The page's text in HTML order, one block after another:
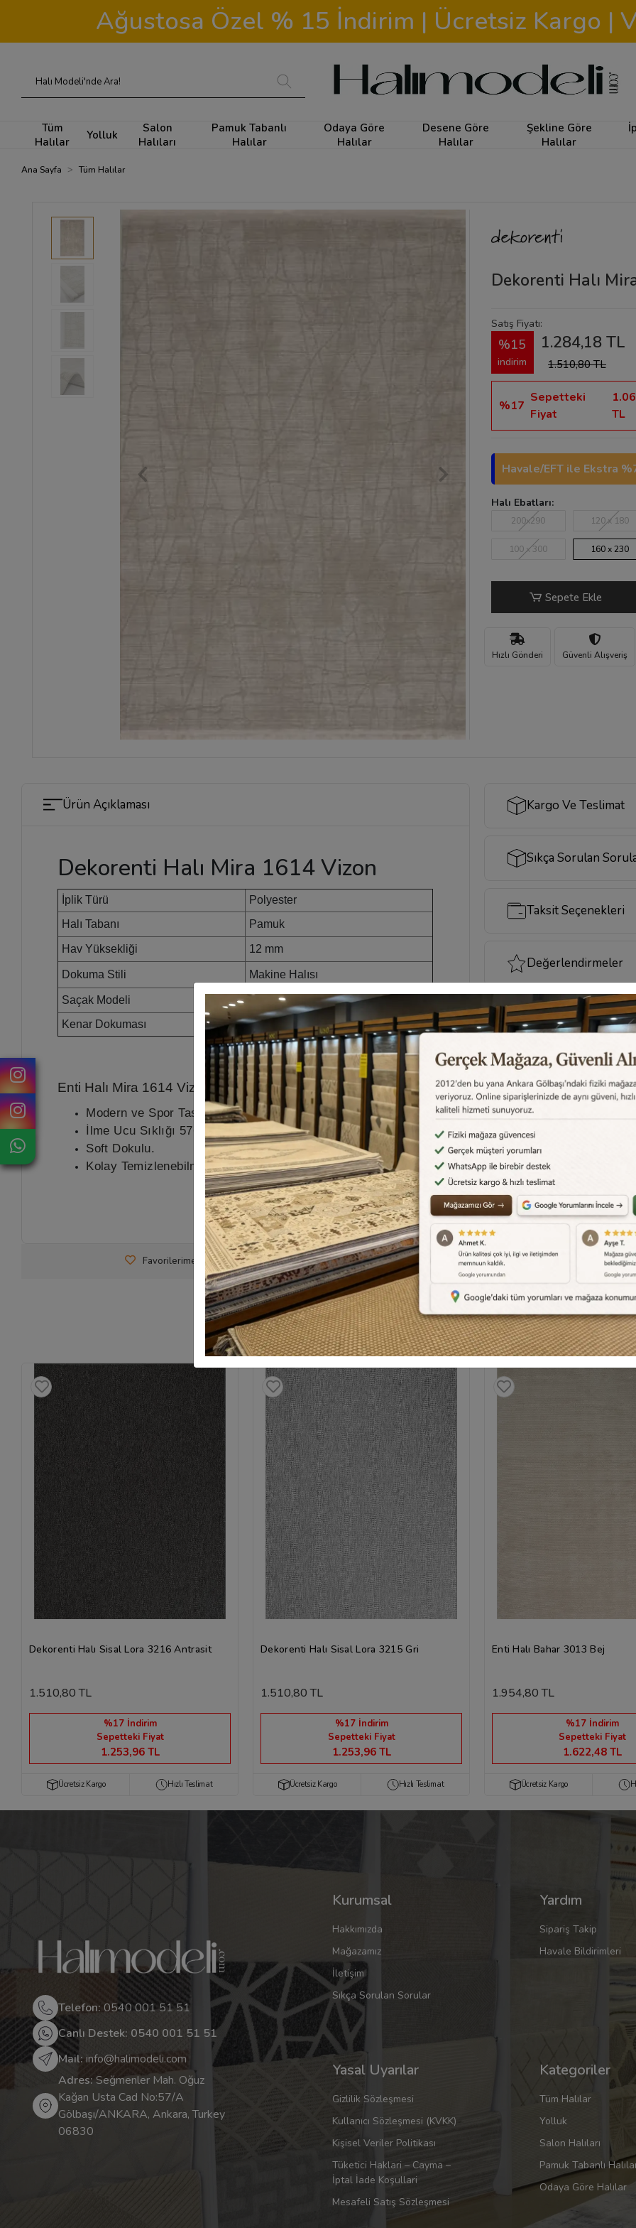
Ağustosa Özel % 15 İndirim | Ücretsiz Kargo |
Tüm
Halılar
Yolluk
Salon
Halıları
Pamuk Tabanlı
Halılar
Odaya Göre
Halılar
Desene Göre
Halılar
Şekline Göre
Halılar
Ana Sayfa Tüm Halılar
Dekorenti Halı
Satış Fiyatı:
%15
indirim 1.510,80 TL
1.284,18 TL
%17
Sepetteki
Fiyat
TL
Havale/EFT ile Ekstra
Halı Ebatları:
200x290 120 x 180
100 x 300 160 x 230
Sepete Ekle
Hızlı Gönderi Güvenli Alışveriş
Ürün Açıklaması
Dekorenti Halı Mira 1614 Vizon
İplik Türü
Polyester
Halı Tabanı
Pamuk
Hav Yüksekliği 12 mm
Dokuma Stili Makine Halısı
Saçak Modeli
Spor Saçak
Kenar Dokuması
Lazer Kesim
Enti Halı Mira 1614 Vizon Ürün Özellikleri
Modern ve Spor Tasarım.
İlme Ucu Sıklığı 576.000 PTS
Soft Dokulu.
Kolay Temizlenebilmektedir.
Kargo Ve Teslimat
Sıkça Sorulan
Taksit Seçenekleri
Değerlendirmeler
Destek Merkezi
Aklınızdaki soruların
cevapları için
destek merkezi
edebilirsiniz.
0540 001 51 51
Favorilerime Ekle Tavsiye Et Yorum Yaz Karşılaştır Fiyat Alarmı Gelince Haber Ver
Benzer Ürünler
Dekorenti Halı Sisal Lora 3216 Antrasit
1.510,80 TL
%17 İndirim
Sepetteki Fiyat
1.253,96 TL
Ücretsiz Kargo Hızlı Teslimat
Dekorenti Halı Sisal Lora 3215 Gri
1.510,80 TL
%17 İndirim
Sepetteki Fiyat
1.253,96 TL
Ücretsiz Kargo Hızlı Teslimat
Enti Halı Bahar 3013 Bej
1.954,80 TL
%17 İndirim
Sepetteki Fiyat
1.622,48 TL
Ücretsiz Kargo
Telefon: 0540 001 51 51
Canlı Destek: 0540 001 51 51
Mail:info@halimodeli.com
Adres:Seğmenler Mah. Oğuz
Kağan Usta Cad No:57/A
Gölbaşı/ANKARA, Ankara, Turkey
06830
Kurumsal
Hakkımızda
Mağazamız
İletişim
Sıkça Sorulan Sorular
Yardım
Sipariş Takip
Havale Bildirimleri
Yasal Uyarılar
Gizlilik Sözleşmesi
Kullanıcı Sözleşmesi (KVKK)
Kişisel Veriler Politikası
Tüketici Haklari – Cayma –
İptal İade Koşullari
Mesafeli Satış Sözleşmesi
Kategoriler
Tüm Halılar
Yolluk
Salon Halıları
Pamuk Tabanlı
Odaya Göre Halılar